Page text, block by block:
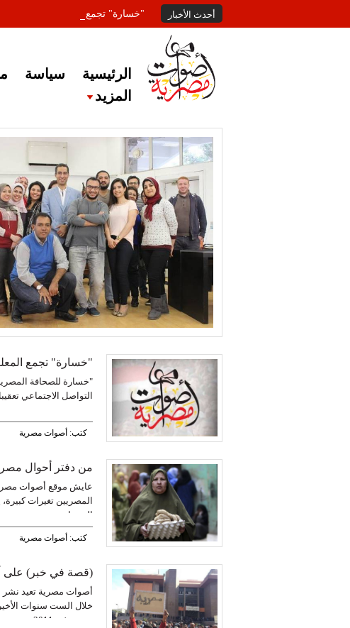
أحدث الأخبار "خسارة" تجمع المعلقين على خبر
الرئيسية سياسة
المزيد
"خسارة" تجمع
"خسارة للصحافة
التواصل الاجتماعي
كتب: أصوات مصرية
من دفتر أحوال مصر
عايش موقع أصوات
المصريين تغيرات
السنوات.
كتب: أصوات مصرية
(قصة في خبر) على
أصوات مصرية تعيد نشر
خلال الست سنوات
رويترز في 2011